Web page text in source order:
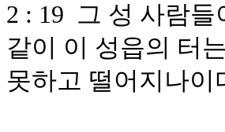
2 : 19 그 성 사람
같이 이 성읍의 터
못하고 떨어지나이